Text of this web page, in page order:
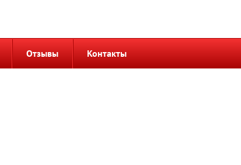
Отзывы Контакты